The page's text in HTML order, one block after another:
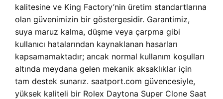
kalitesine ve King Factory’nin üretim standartlarına
olan güvenimizin bir göstergesidir. Garantimiz,
suya maruz kalma, düşme veya çarpma gibi
kullanıcı hatalarından kaynaklanan hasarları
kapsamamaktadır; ancak normal kullanım koşulları
altında meydana gelen mekanik aksaklıklar için
tam destek sunarız. saatport.com güvencesiyle,
yüksek kaliteli bir Rolex Daytona Super Clone Saat